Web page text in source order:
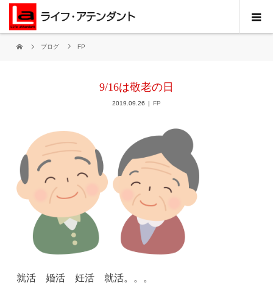
ブログ FP
9/16は敬老の日
2019.09.26 FP
就活 婚活 妊活 就活。。。